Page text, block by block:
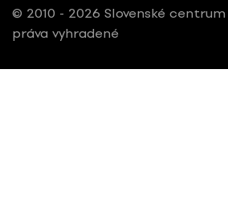
© 2010 - 2026 Slovenské centrum
práva vyhradené